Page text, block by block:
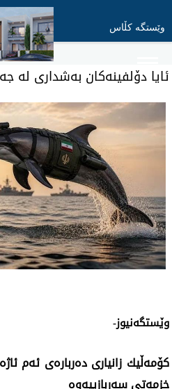
وێستگە کڵاس
ئایا دۆلفینەکان به‌شداری له‌
وێستگەنیوز-
كۆمه‌ڵیك زانیاری دەربارەی ئەم
خزمەتی سەربازییەوە